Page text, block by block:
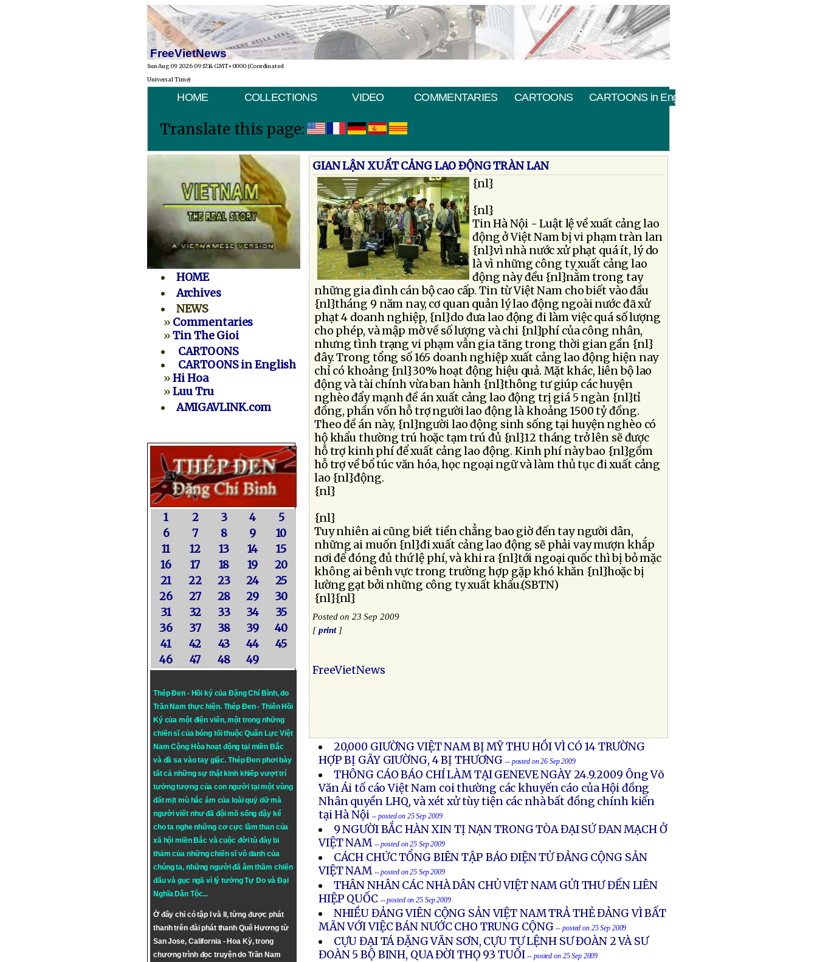
FreeVietNews
Sun Aug 09 2026 09:17:14 GMT+0000 (Coordinated
Universal Time)
HOME COLLECTIONS VIDEO COMMENTARIES CARTOONS CARTOONS in English
Translate this page:
HOME
Archives
NEWS
» Commentaries
»Tin The Gioi
CARTOONS
CARTOONS in English
»Hi Hoa
»Luu Tru
AMIGAVLINK.com
1 2 3 4
5
6
7 8 9
10
11
12 13 14
15
16
17 18 19
20
21
22 23 24
25
26
27 28 29
30
31
32 33 34
35
36
37 38 39
40
41
42 43 44
45
46
47 48 49
Thép Đen - Hồi ký của Đặng Chí Bình, do
Trần Nam thực hiện. Thép Đen- Thiên Hồi
Ký của một điện viên, một trong những
chiến sĩ của bóng tối thuộc Quân Lực Việt
Nam Cộng Hòa hoạt động tại miền Bắc
và đã sa vào tay giặc. Thép Đen phơi bày
tất cả những sự thật kinh khiếp vượt trí
tưởng tượng của con người tại một vùng
đất mịt mù hắc ám của loài quỷ dữ mà
người viết như đã đội mồ sống dậy kể
cho ta nghe những cơ cực lầm than của
xã hội miền Bắc và cuộc đời tù đày bi
thảm của những chiến sĩ vô danh của
chúng ta, những người đã âm thầm chiến
đấu và gục ngã vì lý tưởngTự DovàĐại
Nghĩa Dân Tộc...
Ở đây chỉ có tập I và II, từng được phát
thanh trên đài phát thanh Quê Hương từ
San Jose, California - Hoa Kỳ, trong
chương trình đọc truyện do Trần Nam
GIAN LẬN XUẤT CẢNG LAO ÐỘNG TRÀN LAN
{nl}
{nl}
Tin Hà Nội - Luật lệ về xuất cảng lao
động ở Việt Nam bị vi phạm tràn lan
{nl}vì nhà nước xử phạt quá ít, lý do
là vì những công ty xuất cảng lao
động này đều {nl}nằm trong tay
những gia đình cán bộ cao cấp. Tin từ Việt Nam cho biết vào đầu
{nl}tháng 9 năm nay, cơ quan quản lý lao động ngoài nước đã xử
phạt 4 doanh nghiệp, {nl}do đưa lao động đi làm việc quá số lượng
cho phép, và mập mờ về số lượng và chi {nl}phí của công nhân,
nhưng tình trạng vi phạm vẫn gia tăng trong thời gian gần {nl}
đây. Trong tổng số 165 doanh nghiệp xuất cảng lao động hiện nay
chỉ có khoảng {nl}30% hoạt động hiệu quả. Mặt khác, liên bộ lao
động và tài chính vừa ban hành {nl}thông tư giúp các huyện
nghèo đẩy mạnh đề án xuất cảng lao động trị giá 5 ngàn {nl}tỉ
đồng, phần vốn hỗ trợ người lao động là khoảng 1500 tỷ đồng.
Theo đề án này, {nl}người lao động sinh sống tại huyện nghèo có
hộ khẩu thường trú hoặc tạm trú đủ {nl}12 tháng trở lên sẽ được
hỗ trợ kinh phí để xuất cảng lao động. Kinh phí này bao {nl}gồm
hỗ trợ về bổ túc văn hóa, học ngoại ngữ và làm thủ tục đi xuất cảng
lao {nl}động.
{nl}
{nl}
Tuy nhiên ai cũng biết tiền chẳng bao giờ đến tay người dân,
những ai muốn {nl}đi xuất cảng lao động sẽ phải vay mượn khắp
nơi để đóng đủ thứ lệ phí, và khi ra {nl}tới ngoại quốc thì bị bỏ mặc
không ai bênh vực trong trường hợp gặp khó khăn {nl}hoặc bị
lường gạt bởi những công ty xuất khẩu.(SBTN)
{nl}{nl}
Posted on 23 Sep 2009
[print]
FreeVietNews
20,000 GIƯỜNG VIỆT NAM BỊ MỸ THU HỒI VÌ CÓ 14 TRƯỜNG
HỢP BỊ GÃY GIƯỜNG, 4 BỊ THƯƠNG -- posted on 26 Sep 2009
THÔNG CÁO BÁO CHÍ LÀM TẠI GENEVE NGÀY 24.9.2009 Ông Võ
Văn Ái tố cáo Việt Nam coi thường các khuyến cáo của Hội đồng
Nhân quyền LHQ, và xét xử tùy tiện các nhà bất đồng chính kiến
tại Hà Nội -- posted on 25 Sep 2009
9 NGƯỜI BẮC HÀN XIN TỊ NẠN TRONG TÒA ĐẠI SỨ ĐAN MẠCH Ở
VIỆT NAM -- posted on 25 Sep 2009
CÁCH CHỨC TỔNG BIÊN TẬP BÁO ĐIỆN TỬ ĐẢNG CỘNG SẢN
VIỆT NAM -- posted on 25 Sep 2009
THÂN NHÂN CÁC NHÀ DÂN CHỦ VIỆT NAM GỬI THƯ ĐẾN LIÊN
HIỆP QUỐC -- posted on 25 Sep 2009
NHIỀU ĐẢNG VIÊN CỘNG SẢN VIỆT NAM TRẢ THẺ ĐẢNG VÌ BẤT
MÃN VỚI VIỆC BÁN NƯỚC CHO TRUNG CỘNG -- posted on 25 Sep 2009
CỰU ĐẠI TÁ ĐẶNG VĂN SƠN, CỰU TƯ LỆNH SƯ ĐOÀN 2 VÀ SƯ
ĐOÀN 5 BỘ BINH, QUA ĐỜI THỌ 93 TUỔI -- posted on 25 Sep 2009